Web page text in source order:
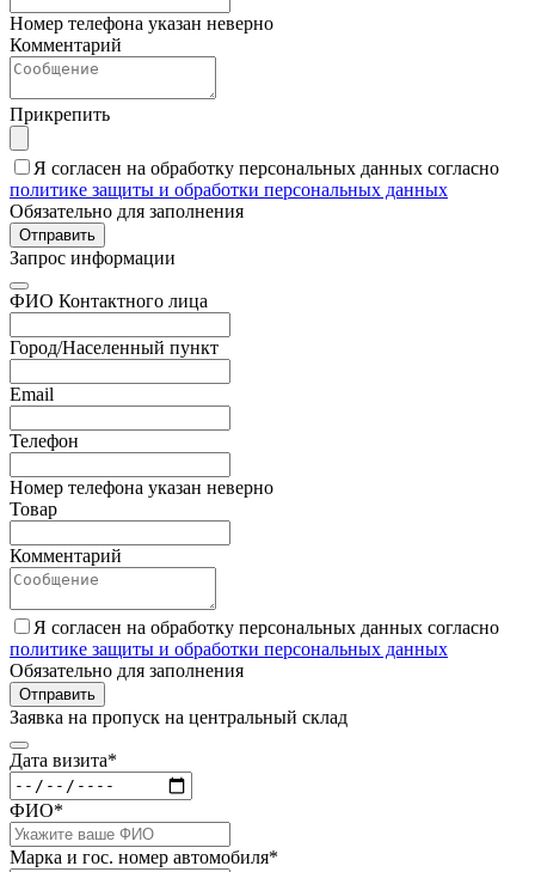
Номер телефона указан неверно
Комментарий
Прикрепить
Я согласен на обработку персональных данных согласно
политике защиты и обработки персональных данных
Обязательно для заполнения
Отправить
Запрос информации
ФИО Контактного лица
Город/Населенный пункт
Email
Телефон
Номер телефона указан неверно
Товар
Комментарий
Я согласен на обработку персональных данных согласно
политике защиты и обработки персональных данных
Обязательно для заполнения
Отправить
Заявка на пропуск на центральный склад
Дата визита*
ФИО*
Марка и гос. номер автомобиля*